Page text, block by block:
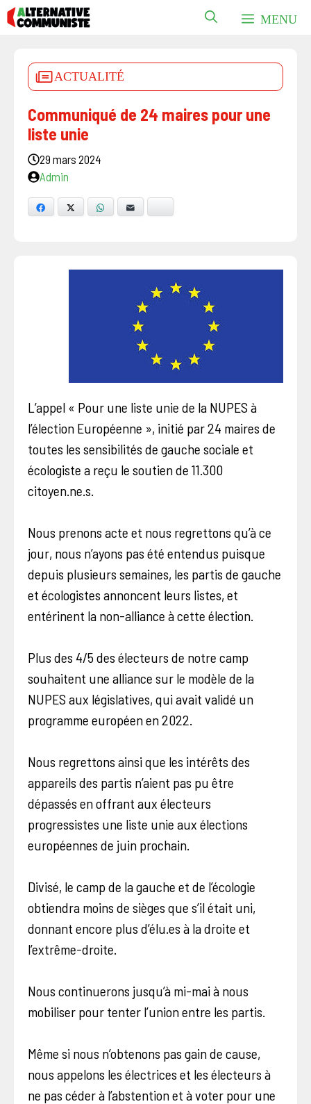
Aller
au
MENU
ACTUALITÉ
Communiqué de 24 maires pour une
liste unie
29 mars 2024
Admin
Facebook WhatsApp
L’appel « Pour une liste unie de la NUPES à
l’élection Européenne », initié par 24 maires de
toutes les sensibilités de gauche sociale et
écologiste a reçu le soutien de 11.300
citoyen.ne.s.
Nous prenons acte et nous regrettons qu’à ce
jour, nous n’ayons pas été entendus puisque
depuis plusieurs semaines, les partis de gauche
et écologistes annoncent leurs listes, et
entérinent la non-alliance à cette élection.
Plus des 4/5 des électeurs de notre camp
souhaitent une alliance sur le modèle de la
NUPES aux législatives, qui avait validé un
programme européen en 2022.
Nous regrettons ainsi que les intérêts des
appareils des partis n’aient pas pu être
dépassés en offrant aux électeurs
progressistes une liste unie aux élections
européennes de juin prochain.
Divisé, le camp de la gauche et de l’écologie
obtiendra moins de sièges que s’il était uni,
donnant encore plus d’élu.es à la droite et
l’extrême-droite.
Nous continuerons jusqu’à mi-mai à nous
mobiliser pour tenter l’union entre les partis.
Même si nous n’obtenons pas gain de cause,
nous appelons les électrices et les électeurs à
ne pas céder à l’abstention et à voter pour une